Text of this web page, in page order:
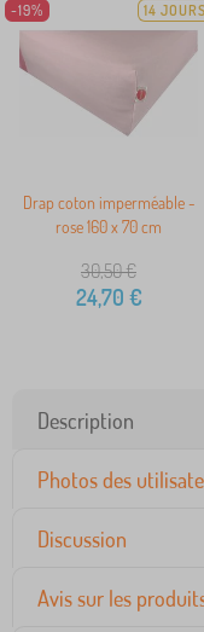
-19% 14 JOURS
Drap coton imperméable -
rose 160 x 70 cm
30,50€
24,70 €
Description
Photos des
Discussion
Avis sur les